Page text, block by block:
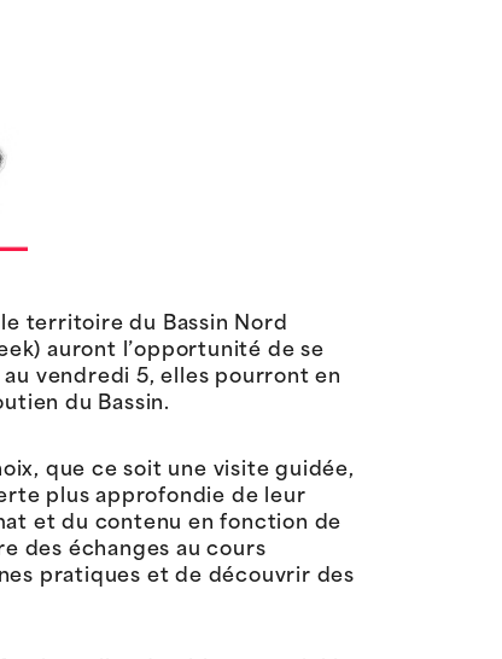
territoire du Bassin Nord
auront l’opportunité de se
au vendredi 5, elles pourront en
du Bassin.
que ce soit une visite guidée,
plus approfondie de leur
et du contenu en fonction de
des échanges au cours
pratiques et de découvrir des